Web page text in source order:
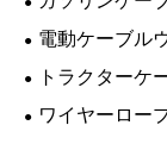
電動ケーブル
トラクターケ
ワイヤーロー